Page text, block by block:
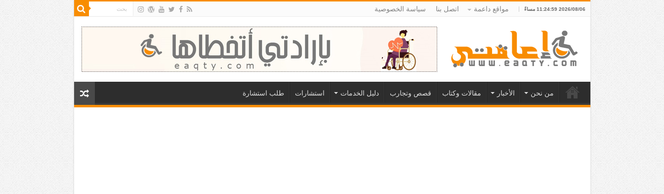
2026/08/06 11:24:59 مساءً مواقع داعمة اتصل بنا سياسة الخصوصية
من نحن الأخبار مقالات وكتاب قصص وتجارب دليل الخدمات استشارات طلب استشارة